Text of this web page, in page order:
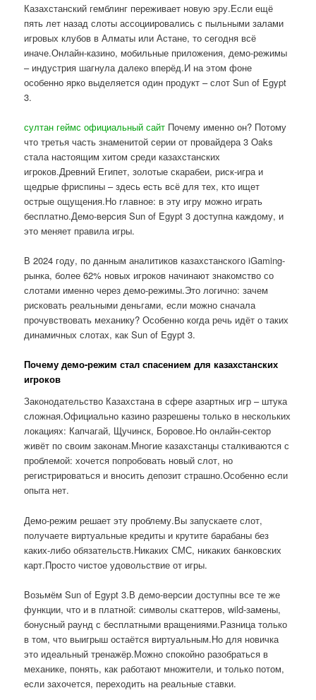
Казахстанский гемблинг переживает новую эру.Если ещё
пять лет назад слоты ассоциировались с пыльными залами
игровых клубов в Алматы или Астане, то сегодня всё
иначе.Онлайн-казино, мобильные приложения, демо-режимы
– индустрия шагнула далеко вперёд.И на этом фоне
особенно ярко выделяется один продукт – слот Sun of Egypt
3.
султан геймс официальный сайт Почему именно он? Потому
что третья часть знаменитой серии от провайдера 3 Oaks
стала настоящим хитом среди казахстанских
игроков.Древний Египет, золотые скарабеи, риск-игра и
щедрые фриспины – здесь есть всё для тех, кто ищет
острые ощущения.Но главное: в эту игру можно играть
бесплатно.Демо-версия Sun of Egypt 3 доступна каждому, и
это меняет правила игры.
В 2024 году, по данным аналитиков казахстанского iGaming-
рынка, более 62% новых игроков начинают знакомство со
слотами именно через демо-режимы.Это логично: зачем
рисковать реальными деньгами, если можно сначала
прочувствовать механику? Особенно когда речь идёт о таких
динамичных слотах, как Sun of Egypt 3.
Почему демо-режим стал спасением для казахстанских
игроков
Законодательство Казахстана в сфере азартных игр – штука
сложная.Официально казино разрешены только в нескольких
локациях: Капчагай, Щучинск, Боровое.Но онлайн-сектор
живёт по своим законам.Многие казахстанцы сталкиваются с
проблемой: хочется попробовать новый слот, но
регистрироваться и вносить депозит страшно.Особенно если
опыта нет.
Демо-режим решает эту проблему.Вы запускаете слот,
получаете виртуальные кредиты и крутите барабаны без
каких-либо обязательств.Никаких СМС, никаких банковских
карт.Просто чистое удовольствие от игры.
Возьмём Sun of Egypt 3.В демо-версии доступны все те же
функции, что и в платной: символы скаттеров, wild-замены,
бонусный раунд с бесплатными вращениями.Разница только
в том, что выигрыш остаётся виртуальным.Но для новичка
это идеальный тренажёр.Можно спокойно разобраться в
механике, понять, как работают множители, и только потом,
если захочется, переходить на реальные ставки.